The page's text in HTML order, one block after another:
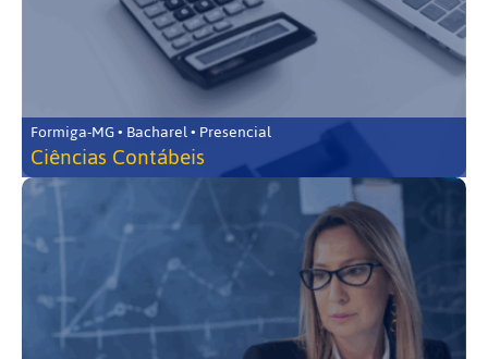
Formiga-MG • Bacharel • Presencial
Ciências Contábeis